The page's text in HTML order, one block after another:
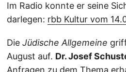
Im Radio konnte er seine
darlegen: rbb Kultur vom
Die Jüdische Allgemeine
August auf. Dr. Josef
Anfragen zu dem Thema